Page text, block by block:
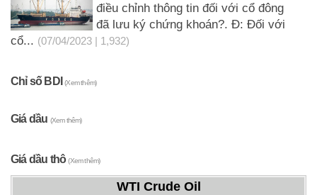
điều chỉnh thông tin đối với cổ đông
đã lưu ký chứng khoán?. Đ: Đối với
cổ... (07/04/2023 | 1,932)
Chỉ số BDI(Xem thêm)
Giá dầu (Xem thêm)
Giá dầu thô(Xem thêm)
WTI Crude Oil